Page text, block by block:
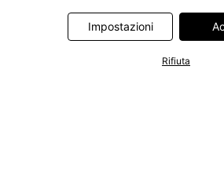
Limited, Pinterest Europe Limited, RTB-
Information Technologies UK Limited.
informativa privacy e
Impostazioni
Rifiuta